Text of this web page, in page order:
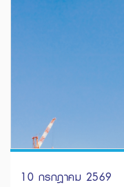
10 กรกฎาคม 2569